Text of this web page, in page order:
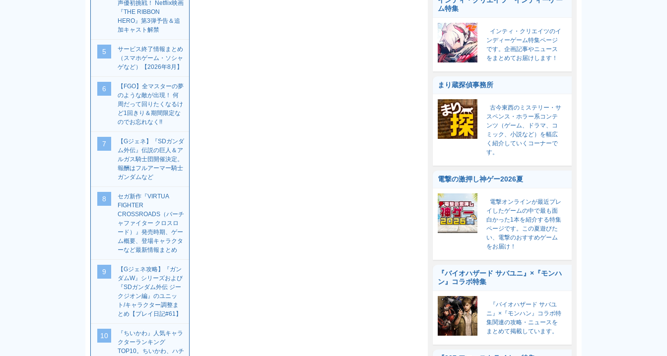
声優初挑戦！ Netflix映画
『THE RIBBON
HERO』第3弾予告＆追
加キャスト解禁
5
サービス終了情報まとめ
（スマホゲーム・ソシャ
ゲなど）【2026年8月】
6
【FGO】全マスターの夢
のような敵が出現！ 何
周だって回りたくなるけ
ど1回きり＆期間限定な
のでお忘れなく!!
7
【Gジェネ】『SDガンダ
ム外伝』伝説の巨人＆ア
ルガス騎士団開催決定。
報酬はフルアーマー騎士
ガンダムなど
8
セガ新作『VIRTUA
FIGHTER
CROSSROADS（バーチ
ャファイター クロスロ
ード）』発売時期、ゲー
ム概要、登場キャラクタ
ーなど最新情報まとめ
9
【Gジェネ攻略】『ガン
ダムW』シリーズおよび
『SDガンダム外伝 ジー
クジオン編』のユニッ
ト/キャラクター調整ま
とめ【プレイ日記#61】
10
『ちいかわ』人気キャラ
クターランキング
TOP10。ちいかわ、ハチ
ム特集
インティ・クリエイツのイ
ンディーゲーム特集ページ
です。企画記事やニュース
をまとめてお届けします！
まり蔵探偵事務所
古今東西のミステリー・サ
スペンス・ホラー系コンテ
ンツ（ゲーム、ドラマ、コ
ミック、小説など）を幅広
く紹介していくコーナーで
す。
電撃の激押し神ゲー2026夏
電撃オンラインが最近プレ
イしたゲームの中で最も面
白かった1本を紹介する特集
ページです。この夏遊びた
い、電撃のおすすめゲーム
をお届け！
『バイオハザード サバユニ』×『モンハ
ン』コラボ特集
『バイオハザード サバユ
ニ』×『モンハン』コラボ特
集関連の攻略・ニュースを
まとめて掲載しています。